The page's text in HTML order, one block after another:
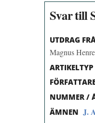
Svar till
UTDRAG
Magnus
ARTIKELTYP
NUMMER /
ÄMNEN J.